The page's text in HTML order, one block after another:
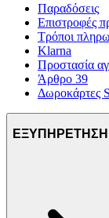
Παραδόσεις
Επιστροφές
Τρόποι
Klarna
Προστασία
Άρθρο 39
Δωροκάρτες